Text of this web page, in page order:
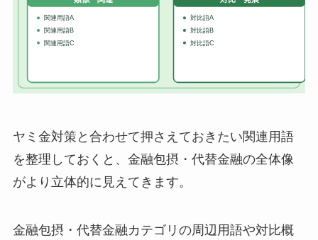
ヤミ金対策と合わせて押さえておきたい関連用語
を整理しておくと、金融包摂・代替金融の全体像
がより立体的に見えてきます。
金融包摂・代替金融カテゴリの周辺用語や対比概